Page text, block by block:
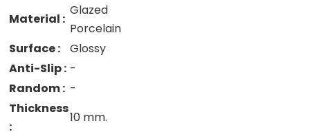
Material :
Glazed
Porcelain
Surface :
Glossy
Anti-Slip : -
Random : -
Thickness
:
10 mm.